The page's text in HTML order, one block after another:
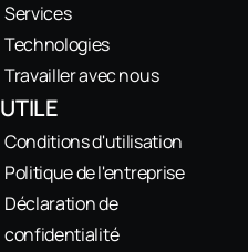
Services
Technologies
Travailler avec nous
UTILE
Conditions d'utilisation
Politique de l'entreprise
Déclaration de
confidentialité